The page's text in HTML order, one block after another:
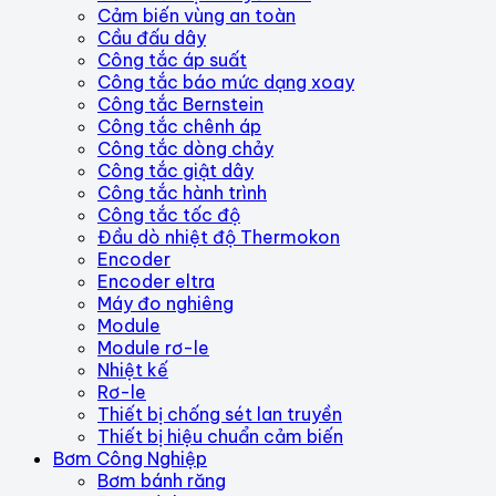
Cảm biến vùng an toàn
Cầu đấu dây
Công tắc áp suất
Công tắc báo mức dạng xoay
Công tắc Bernstein
Công tắc chênh áp
Công tắc dòng chảy
Công tắc giật dây
Công tắc hành trình
Công tắc tốc độ
Đầu dò nhiệt độ Thermokon
Encoder
Encoder eltra
Máy đo nghiêng
Module
Module rơ-le
Nhiệt kế
Rơ-le
Thiết bị chống sét lan truyền
Thiết bị hiệu chuẩn cảm biến
Bơm Công Nghiệp
Bơm bánh răng